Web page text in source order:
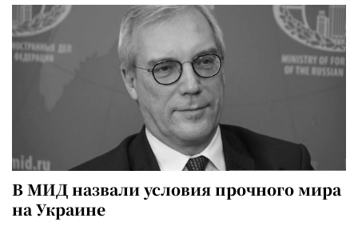
В МИД назвали условия прочного мира
на Украине